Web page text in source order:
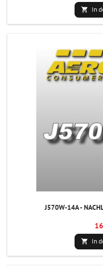
 In
J570W-14A -
 In